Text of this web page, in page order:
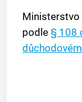
Ministerstvo
podle§ 108